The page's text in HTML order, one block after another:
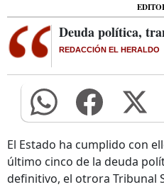
Deuda política,
REDACCIÓN EL HERALDO
El Estado ha cumplido con
último cinco de la deuda
definitivo, el otrora Tribunal